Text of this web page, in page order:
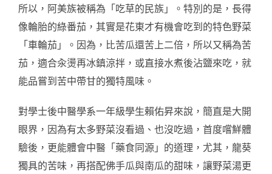
所以，阿美族被稱為「吃草的民族」。特別的是，長得
像輪胎的綠番茄，其實是花東才有機會吃到的特色野菜
「車輪茄」。因為，比苦瓜還苦上二倍，所以又稱為苦
茄，適合汆燙再冰鎮涼拌，或直接水煮後沾鹽來吃，就
能品嘗到苦中帶甘的獨特風味。
對學士後中醫學系一年級學生賴佑昇來說，簡直是大開
眼界，因為有太多野菜沒看過、也沒吃過，首度嚐鮮體
驗後，更能體會中醫「藥食同源」的道理，尤其，龍葵
獨具的苦味，再搭配佛手瓜與南瓜的甜味，讓野菜湯更